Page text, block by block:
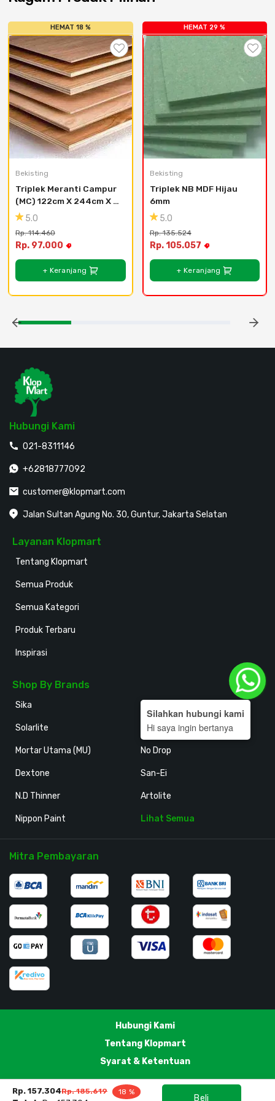
Cat dan Kimia
Saniter
HEMAT 18 %
Bekisting
Triplek Meranti Campur
(MC) 122cm X 244cm X
4mm
5.0
Rp. 114.460
Rp. 97.000
+ Keranjang
HEMAT 29 %
Bekisting
Triplek NB MDF Hijau
6mm
5.0
Rp. 135.524
Rp. 105.057
+ Keranjang
Rp. 157.304Rp. 185.619 18 %
Beli
Hubungi Kami
021-8311146
+62818777092
customer@klopmart.com
Jalan Sultan Agung No. 30, Guntur, Jakarta Selatan
Layanan Klopmart
Tentang Klopmart
Semua Produk
Semua Kategori
Produk Terbaru
Inspirasi
Shop By Brands
Sika
Solarlite
Mortar Utama (MU)
Dextone
N.D Thinner
Nippon Paint
Holodeck
Kansai Paint
No Drop
San-Ei
Artolite
Lihat Semua
Mitra Pembayaran
Hubungi Kami
Tentang Klopmart
Syarat & Ketentuan
Silahkan hubungi kami
Hi saya ingin bertanya